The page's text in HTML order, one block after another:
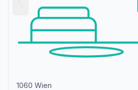
1060 Wien